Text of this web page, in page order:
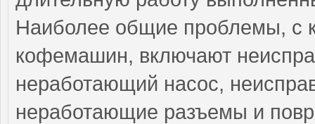
Наиболее общие проблемы, с
кофемашин, включают
неработающий насос,
неработающие разъемы и